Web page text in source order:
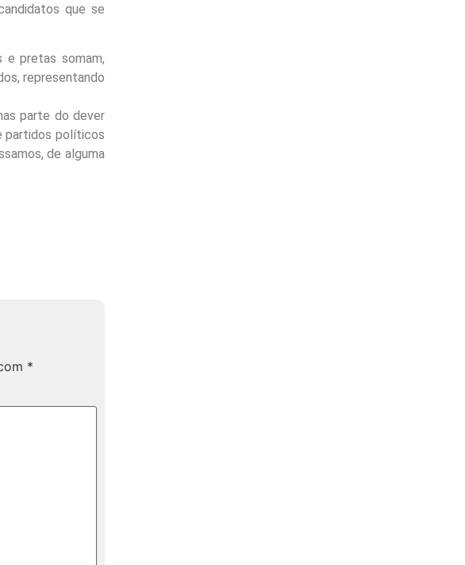
que se
e pretas somam,
representando
parte do dever
partidos políticos
de alguma
*